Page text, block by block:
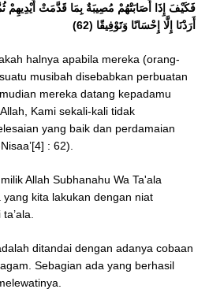
فَكَيْفَ إِذَا أَصَابَتْهُمْ مُصِيبَةٌ بِمَا قَدَّمَتْ أَيْدِيهِمْ
أَرَدْنَا إِلَّا إِحْسَانًا وَتَوْفِيقًا (62)
halnya apabila mereka (orang-
musibah disebabkan perbuatan
mereka datang kepadamu
Kami sekali-kali tidak
yang baik dan perdamaian
: 62).
Allah Subhanahu Wa Ta'ala
kita lakukan dengan niat
ditandai dengan adanya cobaan
Sebagian ada yang berhasil